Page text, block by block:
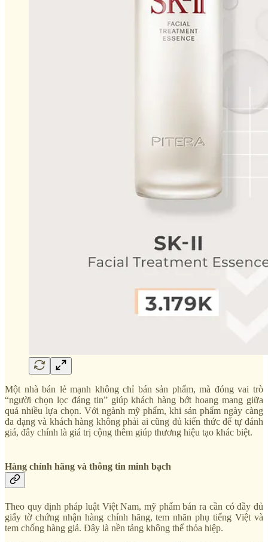
Một nhà bán lẻ mạnh không chỉ bán sản phẩm, mà đóng vai trò
“người chọn lọc đáng tin” giúp khách hàng bớt hoang mang giữa
quá nhiều lựa chọn. Với ngành mỹ phẩm, khi sản phẩm ngày càng
đa dạng và khách hàng không phải ai cũng đủ kiến thức để tự đánh
giá, đây chính là giá trị cộng thêm giúp thương hiệu tạo khác biệt.
Hàng chính hãng và thông tin minh bạch
Theo quy định pháp luật Việt Nam, mỹ phẩm bán ra cần có đầy đủ
giấy tờ chứng nhận hàng chính hãng, tem nhãn phụ tiếng Việt và
tem chống hàng giả. Đây là nền tảng không thể thỏa hiệp.